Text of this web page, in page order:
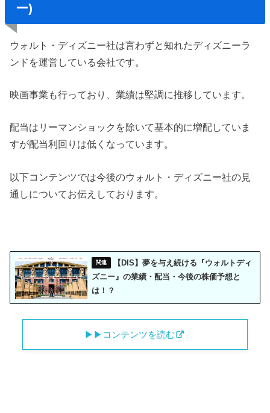
ー)
ウォルト・ディズニー社は言わずと知れたディズニーラ
ンドを運営している会社です。
映画事業も行っており、業績は堅調に推移しています。
配当はリーマンショックを除いて基本的に増配していま
すが配当利回りは低くなっています。
以下コンテンツでは今後のウォルト・ディズニー社の見
通しについてお伝えしております。
【DIS】夢を与え続ける『ウォルトディ
ズニー』の業績・配当・今後の株価予想と
は！？
▶︎▶︎コンテンツを読む